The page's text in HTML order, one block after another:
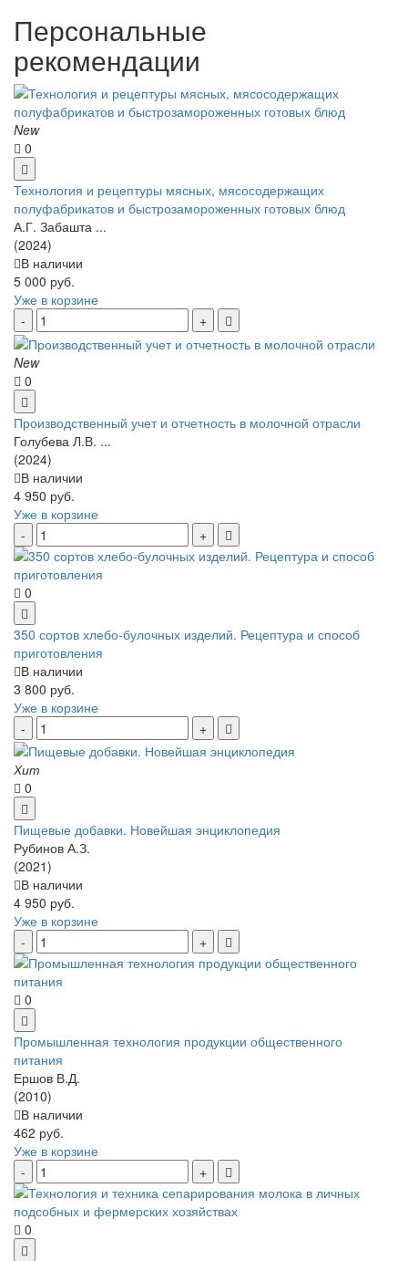
Персональные
рекомендации
New
0
Технология и рецептуры мясных, мясосодержащих
полуфабрикатов и быстрозамороженных готовых блюд
А.Г. Забашта ...
(2024)
В наличии
5 000 руб.
Уже в корзине
New
0
Производственный учет и отчетность в молочной отрасли
Голубева Л.В. ...
(2024)
В наличии
4 950 руб.
Уже в корзине
0
350 сортов хлебо-булочных изделий. Рецептура и способ
приготовления
В наличии
3 800 руб.
Уже в корзине
Хит
0
Пищевые добавки. Новейшая энциклопедия
Рубинов А.З.
(2021)
В наличии
4 950 руб.
Уже в корзине
0
Промышленная технология продукции общественного
питания
Ершов В.Д.
(2010)
В наличии
462 руб.
Уже в корзине
0